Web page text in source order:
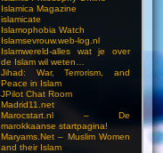
Islamica Magazine
islamicate
Islamophobia Watch
Islamsevrouw.web-log.nl
Islamwereld-alles wat je over
de Islam wil weten…
Jihad: War, Terrorism, and
Peace in Islam
JPilot Chat Room
Madrid11.net
Marocstart.nl – De
marokkaanse startpagina!
Maryams.Net – Muslim Women
and their Islam